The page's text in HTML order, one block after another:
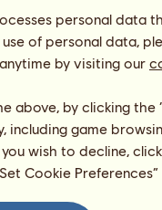
3 41
personal data
of personal data,
by visiting our
above, by clicking
including game
wish to decline,
Cookie